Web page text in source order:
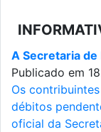
A Secretaria de
Publicado em
Os
débitos
oficial da